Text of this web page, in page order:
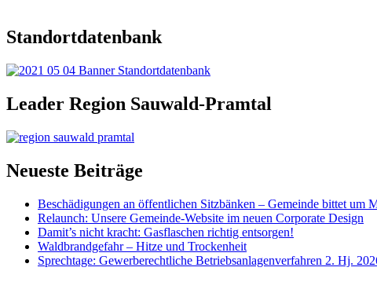
Standortdatenbank
Leader Region Sauwald-Pramtal
Neueste Beiträge
Beschädigungen an öffentlichen Sitzbänken – Gemeinde bittet um
Relaunch: Unsere Gemeinde-Website im neuen Corporate Design
Damit’s nicht kracht: Gasflaschen richtig entsorgen!
Waldbrandgefahr – Hitze und Trockenheit
Sprechtage: Gewerberechtliche Betriebsanlagenverfahren 2. Hj.